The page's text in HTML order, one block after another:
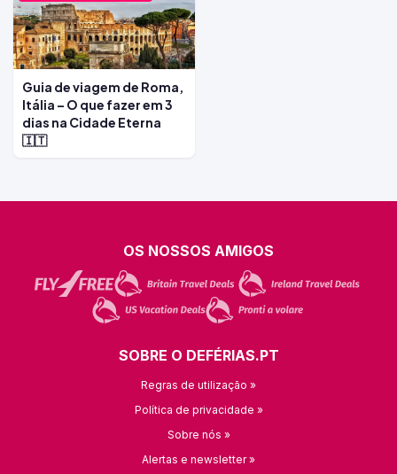
Guia de viagem de Roma,
Itália – O que fazer em 3
dias na Cidade Eterna
🇮🇹
OS NOSSOS AMIGOS
SOBRE O DEFÉRIAS.PT
Regras de utilização »
Política de privacidade »
Sobre nós »
Alertas e newsletter »